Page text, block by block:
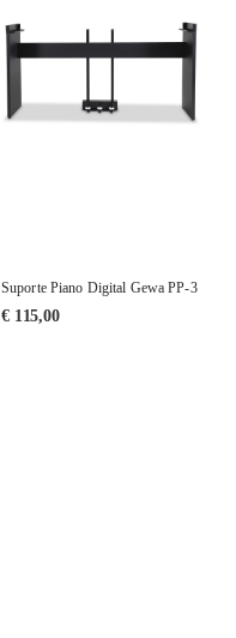
Suporte Piano Digital Gewa PP-3
€115,00